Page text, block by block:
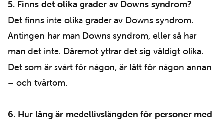
5. Finns det olika grader av Downs syndrom?
Det finns inte olika grader av Downs syndrom.
Antingen har man Downs syndrom, eller så har
man det inte. Däremot yttrar det sig väldigt olika.
Det som är svårt för någon, är lätt för någon annan
– och tvärtom.
6. Hur lång är medellivslängden för personer med